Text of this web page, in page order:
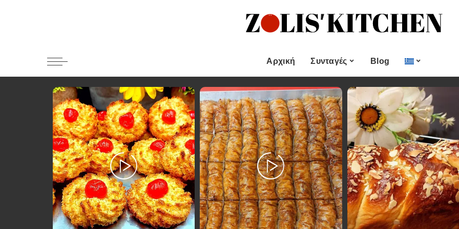
Αρχική Συνταγές
Κατηγορίες
Ορεκτικα & μεζεδες
Ψωμι
Κουλούρια και
Μπισκότα
Γλυκό και Επιδόρπιο
Ποτά και Χυμοί
Ψάρι και Θαλασσινά
Σάλτσες και Αλοιφές
Εποχιακές Συνταγές
Χριστουγεννιάτικες
Συνταγές
Πασχαλινές Συνταγές
Νηστίσιμες Συνταγές
Συνταγές για Αγίου
Βαλεντίνου
Blog
Γλυκό και Επιδόρπιο
Ποτά και Χυμοί
Ψάρι και Θαλασσινά
Σάλτσες και Αλοιφές
Κυρίως πιάτο
Κρέας
Ζυμαρικά
Πίτες και Ζύμες
Σαλάτες
Σνακ
Εποχιακές Συνταγές
Συνταγές για Αγίου
Βαλεντίνου